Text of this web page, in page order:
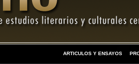
ARTICULOS Y ENSAYOS